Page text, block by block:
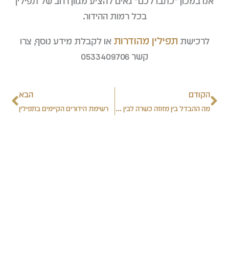
בכל רמות ההידור.
לרכישת תפילין מהודרות או לקבלת מידע נוסף, צרו
קשר 0533409706
קודם
הקודם
מה ההבדל בין מזוזה כשרה לבין מזוזה מהודרת
הבא
רשימת הידורים הקיימים בתפילין